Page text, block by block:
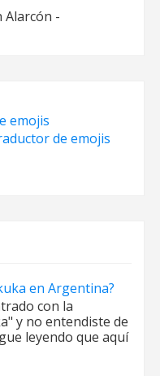
Alarcón -
de emojis
en Argentina?
con la
y no entendiste de
leyendo que aquí